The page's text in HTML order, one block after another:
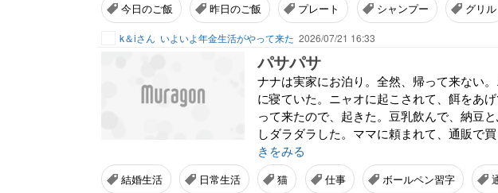
今日のご飯 昨日のご飯 プレート シャンプー グリル
k＆iさん いよいよ年金生活がやって来た 2026/07/21 16:33
パサパサ
ナナは実家にお泊り。全然、帰って来ない
に寝ていた。ニャオに起こされて、餌をあ
って来たので、起きた。豆乳飲んで、納豆
しダラダラした。ママに頼まれて、通販で
きをみる
結婚生活 日常生活 猫 仕事 ボールペン習字